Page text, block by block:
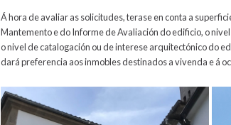
Á hora de avaliar as solicitudes, terase en conta a
Mantemento e do Informe de Avaliación do edificio, o
o nivel de catalogación ou de interese arquitectónico do
dará preferencia aos inmobles destinados a vivenda e á